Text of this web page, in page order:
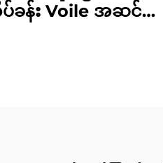
ခန်း Voile အဆင်သင့်